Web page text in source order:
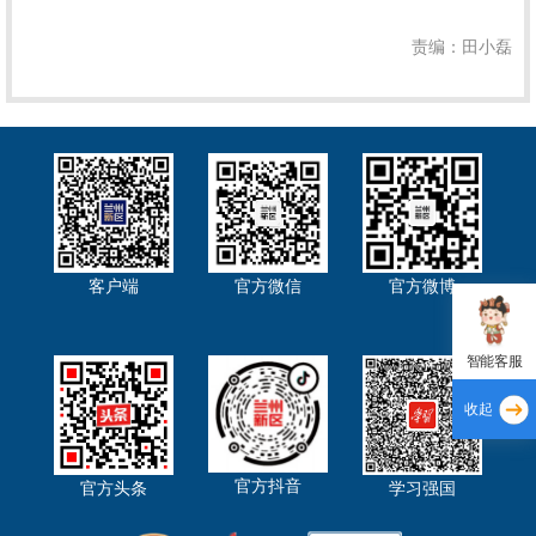
责编：田小磊
智能客服
收起
客户端 官方微信 官方微博
官方头条 官方抖音 学习强国